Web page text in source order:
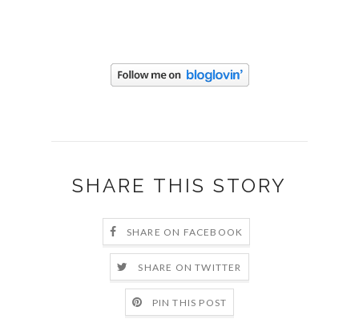
SHARE THIS STORY
SHARE ON FACEBOOK
SHARE ON TWITTER
PIN THIS POST